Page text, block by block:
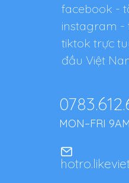
facebook -
instagram -
tiktok trực
đầu Việt
MON–FRI